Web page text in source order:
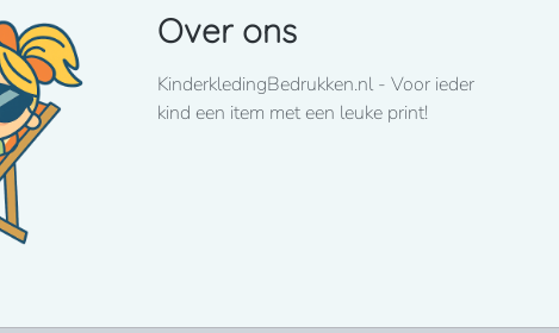
Over ons
KinderkledingBedrukken.nl - Voor ieder
kind een item met een leuke print!